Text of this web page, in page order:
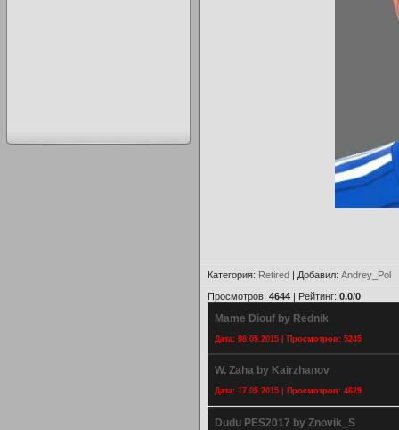
Категория: Retired | Добавил: Andrey_Pol
Просмотров: 4644 | Рейтинг: 0.0/0
Mame Diouf by Rednik
Дата: 08.05.2015 | Просмотров: 5245
W. Zaha by Kairzhanov
Дата: 17.05.2015 | Просмотров: 4629
Dudu PES2017 by Znovik_S